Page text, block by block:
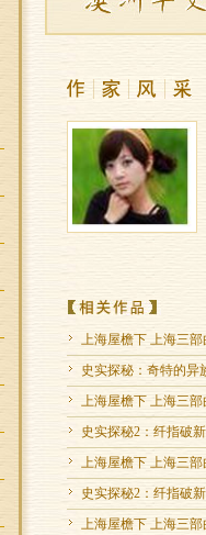
上海屋檐下 上海三部
史实探秘：奇特的异
上海屋檐下 上海三
史实探秘2：纤指破
上海屋檐下 上海三
史实探秘2：纤指破
上海屋檐下 上海三